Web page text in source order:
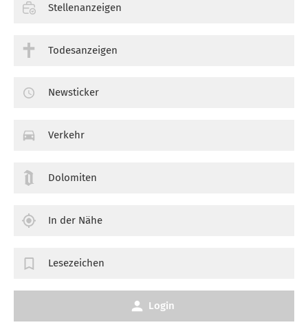
Stellenanzeigen
Todesanzeigen
Newsticker
Verkehr
Dolomiten
In der Nähe
Lesezeichen
Login